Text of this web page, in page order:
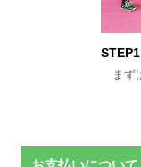
STEP1
まず